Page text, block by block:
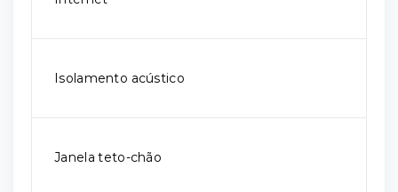
Isolamento acústico
Janela teto-chão